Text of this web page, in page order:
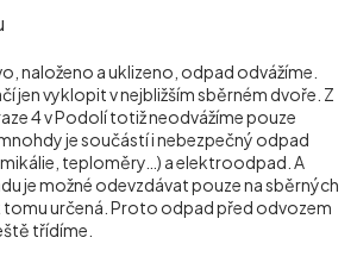
naloženo a uklizeno, odpad odvážíme.
jen vyklopit v nejbližším sběrném dvoře. Z
4 v Podolí totiž neodvážíme pouze
je součástí i nebezpečný odpad
teploměry…) a elektroodpad. A
je možné odevzdávat pouze na sběrných
tomu určená. Proto odpad před odvozem
třídíme.